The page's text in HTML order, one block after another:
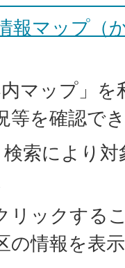
報マップ（
ップ」を
等を確認で
により対
クするこ
の情報を表